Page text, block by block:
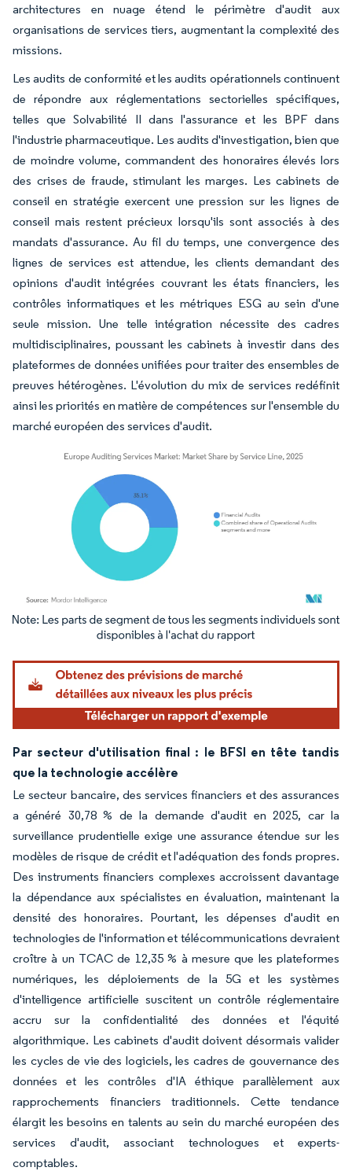
architectures en nuage étend le périmètre d'audit aux
organisations de services tiers, augmentant la complexité des
missions.
Les audits de conformité et les audits opérationnels continuent
de répondre aux réglementations sectorielles spécifiques,
telles que Solvabilité II dans l'assurance et les BPF dans
l'industrie pharmaceutique. Les audits d'investigation, bien que
de moindre volume, commandent des honoraires élevés lors
des crises de fraude, stimulant les marges. Les cabinets de
conseil en stratégie exercent une pression sur les lignes de
conseil mais restent précieux lorsqu'ils sont associés à des
mandats d'assurance. Au fil du temps, une convergence des
lignes de services est attendue, les clients demandant des
opinions d'audit intégrées couvrant les états financiers, les
contrôles informatiques et les métriques ESG au sein d'une
seule mission. Une telle intégration nécessite des cadres
multidisciplinaires, poussant les cabinets à investir dans des
plateformes de données unifiées pour traiter des ensembles de
preuves hétérogènes. L'évolution du mix de services redéfinit
ainsi les priorités en matière de compétences sur l'ensemble du
marché européen des services d'audit.
Image © Mordor Intelligence. La réutilisation nécessite une attribution sous CC BY
Par secteur d'utilisation final : le BFSI en tête tandis
que la technologie accélère
Le secteur bancaire, des services financiers et des assurances
a généré 30,78 % de la demande d'audit en 2025, car la
surveillance prudentielle exige une assurance étendue sur les
modèles de risque de crédit et l'adéquation des fonds propres.
Des instruments financiers complexes accroissent davantage
la dépendance aux spécialistes en évaluation, maintenant la
densité des honoraires. Pourtant, les dépenses d'audit en
technologies de l'information et télécommunications devraient
croître à un TCAC de 12,35 % à mesure que les plateformes
numériques, les déploiements de la 5G et les systèmes
d'intelligence artificielle suscitent un contrôle réglementaire
accru sur la confidentialité des données et l'équité
algorithmique. Les cabinets d'audit doivent désormais valider
les cycles de vie des logiciels, les cadres de gouvernance des
données et les contrôles d'IA éthique parallèlement aux
rapprochements financiers traditionnels. Cette tendance
élargit les besoins en talents au sein du marché européen des
services d'audit, associant technologues et experts-
comptables.